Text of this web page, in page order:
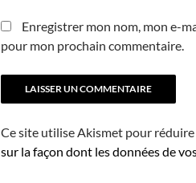
Enregistrer mon nom, mon e-
pour mon prochain commentaire.
Ce site utilise Akismet pour
sur la façon dont les données de